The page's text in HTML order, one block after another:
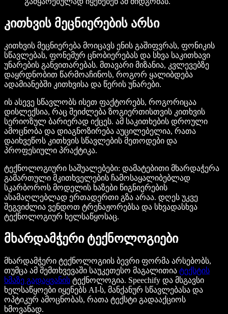
კითხვის მეცნიერების არსი
კითხვის მეცნიერება მოიცავს ენის გაშიფვრას, ფონიკის
სწავლებას, ფონემურ ცნობიერებას და სხვა საკითხავი
უნარების განვითარებას. მთავარი მიზანია, კვლევებზე
დაყრდნობით წარმოაჩინოს, როგორ ყალიბდება
ადამიანებში კითხვისა და წერის უნარები.
ის ასევე სწავლობს ისეთ ფაქტორებს, როგორიცაა
დისლექსია, რაც შეიძლება ზოგიერთისთვის კითხვის
სერიოზულ ბარიერად იქცეს. ამ საკითხების დროული
ამოცნობა და დიაგნოზირება აუცილებელია, რათა
დაიხვეწოს კითხვის სწავლების მეთოდები და
პროფესიული პრაქტიკა.
ტექნოლოგიური საშუალებები: დამატებითი მხარდაჭერა
გამართული მკითხველების ჩამოსაყალიბებლად
სკარბოროს მოდელის ხაზები წიგნიერების
ასამაღლებლად ერთადერთი გზა არაა. დღეს უკვე
შეგვიძლია ვენდოთ ტრენაჟორებსა და სხვადასხვა
ტექნოლოგიურ ხელსაწყოსაც.
მხარდამჭერი ტექნოლოგიები
მხარდამჭერი ტექნოლოგიის ბევრი ფორმა არსებობს,
თუმცა ამ შემთხვევაში საუკეთესო მაგალითია ტექსტის
ხმაზე გადაყვანის ტექნოლოგია. Speechify და მსგავსი
ხელსაწყოები იყენებს AI-ს, მანქანურ სწავლებასა და
ოპტიკურ ამოცნობას, რათა ტექსტი გადააქციოს
ხმოვანად.